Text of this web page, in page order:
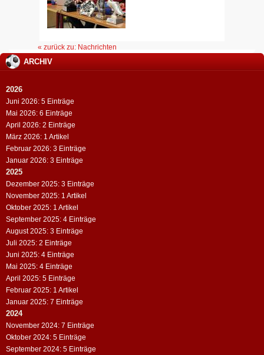
« zurück zu: Nachrichten
ARCHIV
2026
Juni 2026: 5 Einträge
Mai 2026: 6 Einträge
April 2026: 2 Einträge
März 2026: 1 Artikel
Februar 2026: 3 Einträge
Januar 2026: 3 Einträge
2025
Dezember 2025: 3 Einträge
November 2025: 1 Artikel
Oktober 2025: 1 Artikel
September 2025: 4 Einträge
August 2025: 3 Einträge
Juli 2025: 2 Einträge
Juni 2025: 4 Einträge
Mai 2025: 4 Einträge
April 2025: 5 Einträge
Februar 2025: 1 Artikel
Januar 2025: 7 Einträge
2024
November 2024: 7 Einträge
Oktober 2024: 5 Einträge
September 2024: 5 Einträge